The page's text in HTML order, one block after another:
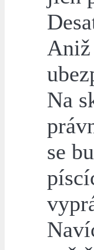
Aniž
Na
se